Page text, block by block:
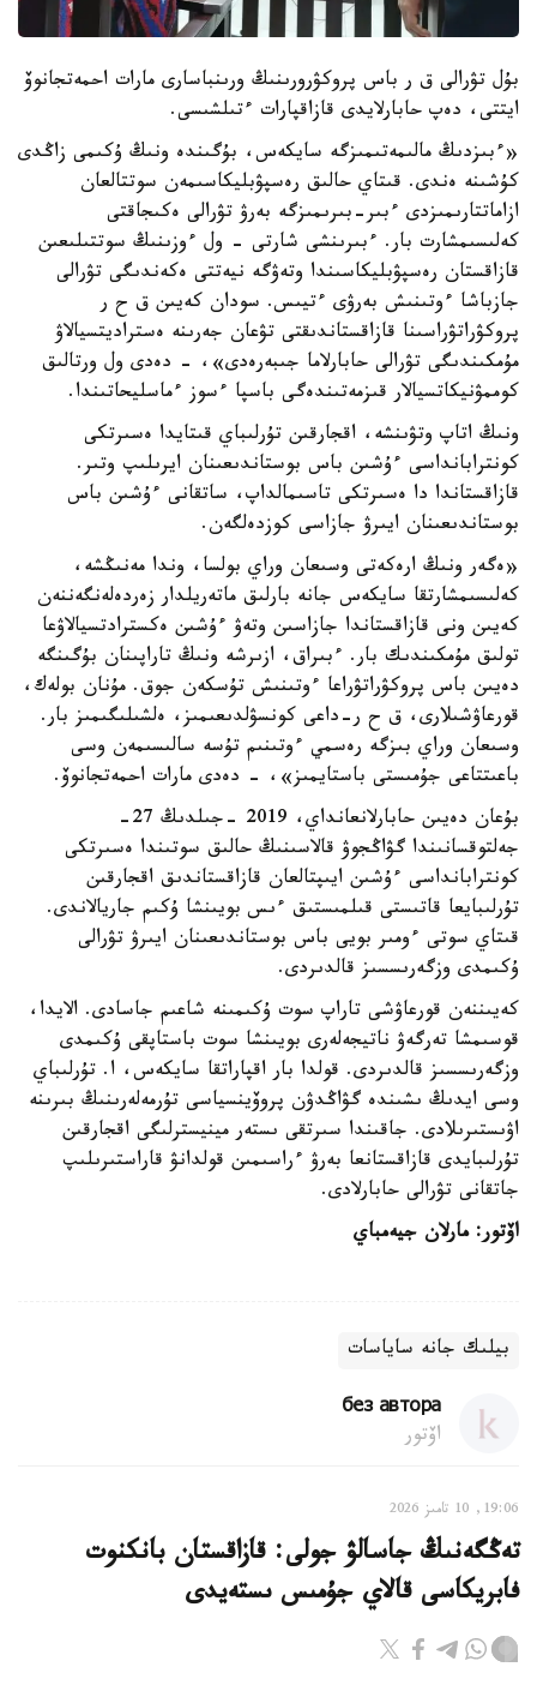
بۇل تۋرالى ق ر باس پروكۋرورىنىڭ ورىنباسارى مارات احمەتجانوۆ
ايتتى، دەپ حابارلايدى قازاقپارات ءتىلشىسى.
«ءبىزدىڭ مالىمەتىمىزگە سايكەس، بۇگىندە ونىڭ ۇكىمى زاڭدى
كۇشىنە ەندى. قىتاي حالىق رەسپۋبليكاسىمەن سوتتالعان
ازاماتتارىمىزدى ءبىر-بىرىمىزگە بەرۋ تۋرالى ەكىجاقتى
كەلىسىمشارت بار. ءبىرىنشى شارتى - ول ءوزىنىڭ سوتتىلىعىن
قازاقستان رەسپۋبليكاسىندا وتەۋگە نيەتتى ەكەندىگى تۋرالى
جازباشا ءوتىنىش بەرۋى ءتيىس. سودان كەيىن ق ح ر
پروكۋراتۋراسىنا قازاقستاندىقتى تۋعان جەرىنە ەستراديتسيالاۋ
مۇمكىندىگى تۋرالى حابارلاما جىبەرەدى»، - دەدى ول ورتالىق
كوممۋنيكاتسيالار قىزمەتىندەگى باسپا ءسوز ءماسليحاتىندا.
ونىڭ اتاپ وتۋىنشە، اقجارقىن تۇرلىباي قىتايدا ەسىرتكى
كونترابانداسى ءۇشىن باس بوستاندىعىنان ايرىلىپ وتىر.
قازاقستاندا دا ەسىرتكى تاسىمالداپ، ساتقانى ءۇشىن باس
بوستاندىعىنان ايىرۋ جازاسى كوزدەلگەن.
«ەگەر ونىڭ ارەكەتى وسىعان وراي بولسا، وندا مەنىڭشە،
كەلىسىمشارتقا سايكەس جانە بارلىق ماتەريلدار زەردەلەنگەننەن
كەيىن ونى قازاقستاندا جازاسىن وتەۋ ءۇشىن ەكسترادتسيالاۋعا
تولىق مۇمكىندىك بار. ءبىراق، ازىرشە ونىڭ تاراپىنان بۇگىنگە
دەيىن باس پروكۋراتۋراعا ءوتىنىش تۇسكەن جوق. مۇنان بولەك،
قورعاۋشىلارى، ق ح ر-داعى كونسۋلدىعىمىز، ەلشىلىگىمىز بار.
وسىعان وراي بىزگە رەسمي ءوتىنىم تۇسە سالىسىمەن وسى
باعىتتاعى جۇمىستى باستايمىز»، - دەدى مارات احمەتجانوۆ.
بۇعان دەيىن حابارلانعانداي، 2019 -جىلدىڭ 27-
جەلتوقسانىندا گۋاڭجوۋ قالاسىنىڭ حالىق سوتىندا ەسىرتكى
كونترابانداسى ءۇشىن ايىپتالعان قازاقستاندىق اقجارقىن
تۇرلىبايعا قاتىستى قىلمىستىق ءىس بويىنشا ۇكىم جاريالاندى.
قىتاي سوتى ءومىر بويى باس بوستاندىعىنان ايىرۋ تۋرالى
ۇكىمدى وزگەرىسسىز قالدىردى.
كەيىننەن قورعاۋشى تاراپ سوت ۇكىمىنە شاعىم جاسادى. الايدا،
قوسىمشا تەرگەۋ ناتيجەلەرى بويىنشا سوت باستاپقى ۇكىمدى
وزگەرىسسىز قالدىردى. قولدا بار اقپاراتقا سايكەس، ا. تۇرلىباي
وسى ايدىڭ ىشىندە گۋاڭدۋن پروۆينسياسى تۇرمەلەرىنىڭ بىرىنە
اۋىستىرىلادى. جاقىندا سىرتقى ىستەر مينيسترلىگى اقجارقىن
تۇرلىبايدى قازاقستانعا بەرۋ ءراسىمىن قولدانۋ قاراستىرىلىپ
جاتقانى تۋرالى حابارلادى.
اۆتور: مارلان جيەمباي
بيلىك جانە ساياسات
без автора
اۆتور
19:06, 10 تامىز 2026
تەڭگەنىڭ جاسالۋ جولى: قازاقستان بانكنوت
فابريكاسى قالاي جۇمىس ىستەيدى